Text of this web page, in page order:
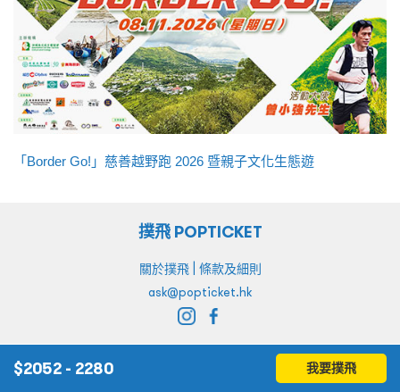
「Border Go!」慈善越野跑 2026 暨親子文化生態遊
$2052 - 2280 我要撲飛
撲飛 POPTICKET
關於撲飛| 條款及細則
ask@popticket.hk